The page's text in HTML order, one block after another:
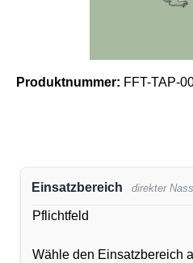
Produktnummer: FFT-TAP-
Einsatzbereich direkter
Pflichtfeld
Wähle den Einsatzbereich